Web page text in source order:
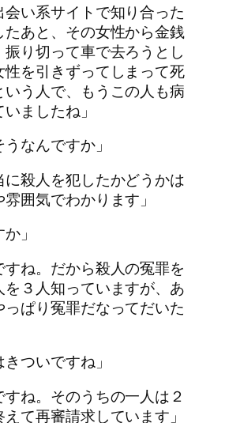
会い系サイトで知り合った
あと、その女性から金銭
り切って車で去ろうとし
性を引きずってしまって死
いう人で、もうこの人も病
ましたね」
うなんですか」
に殺人を犯したかどうかは
囲気でわかります」
」
すね。だから殺人の冤罪を
を３人知っていますが、あ
っぱり冤罪だなってだいた
きついですね」
すね。そのうちの一人は２
て再審請求しています」